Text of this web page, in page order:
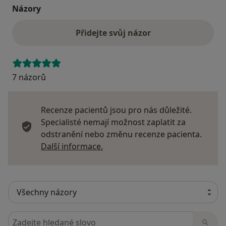
Názory
Přidejte svůj názor
7 názorů
Recenze pacientů jsou pro nás důležité.
Specialisté nemají možnost zaplatit za
odstranění nebo změnu recenze pacienta.
Další informace.
Hledejte v názorech